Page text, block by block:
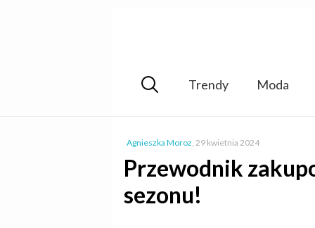
Trendy Moda
Agnieszka Moroz, 29 kwietnia 2024
Przewodnik
sezonu!